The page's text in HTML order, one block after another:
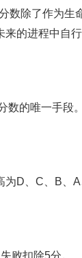
数除了作为生
的进程中自行
数的唯一手段。
D、C、B、A
败扣除5分。